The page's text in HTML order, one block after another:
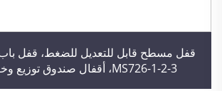
قفل مسطح قابل للتعديل للضغط، قفل باب
MS726-1-2-3، أقفال صندوق توزيع وخزانة معدنية